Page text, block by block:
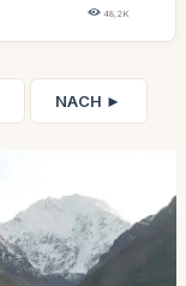
48,2K
NACH ►